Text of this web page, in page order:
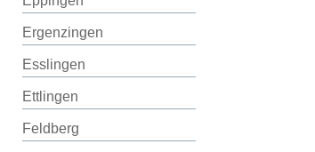
Ergenzingen
Esslingen
Ettlingen
Feldberg